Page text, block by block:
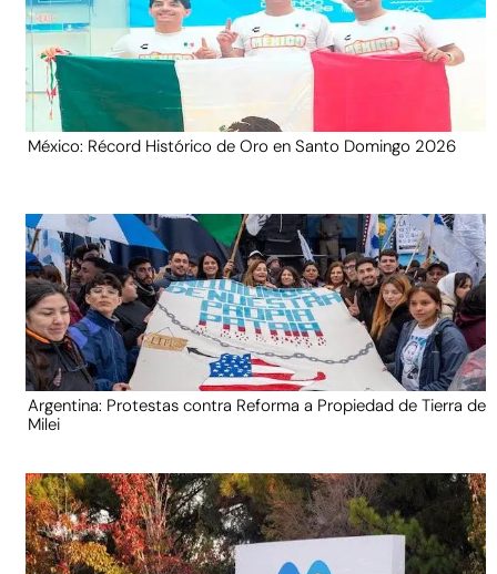
México: Récord Histórico de Oro en Santo Domingo 2026
Argentina: Protestas contra Reforma a Propiedad de Tierra de
Milei